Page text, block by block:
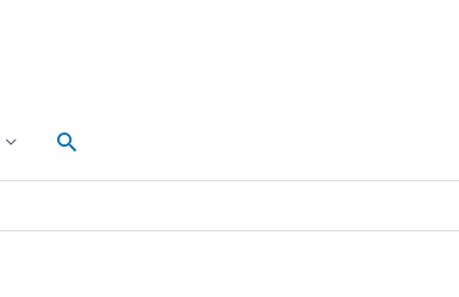
Rechercher